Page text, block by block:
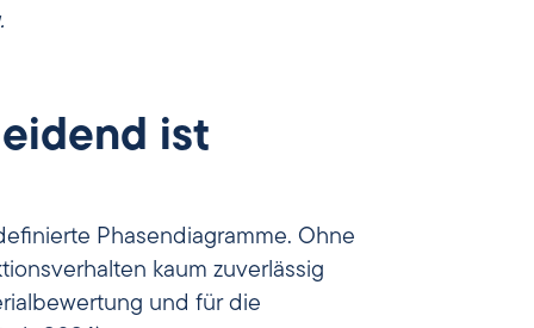
ist
Phasendiagramme. Ohne
kaum zuverlässig
und für die